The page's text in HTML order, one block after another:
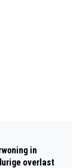
in
overlast